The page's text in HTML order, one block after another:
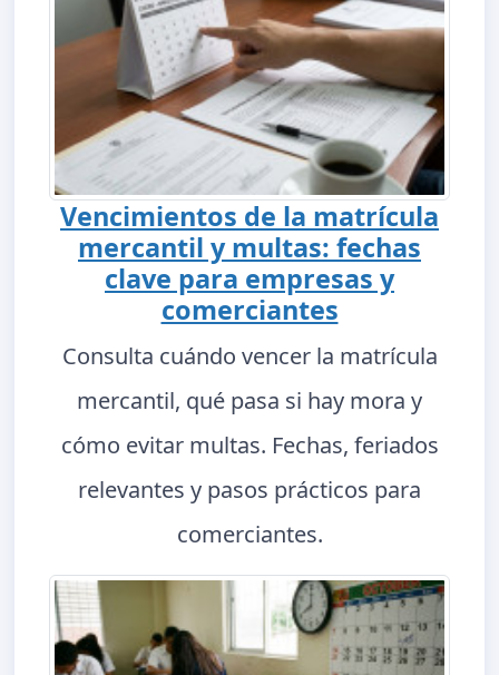
Vencimientos de la matrícula
mercantil y multas: fechas
clave para empresas y
comerciantes
Consulta cuándo vencer la matrícula
mercantil, qué pasa si hay mora y
cómo evitar multas. Fechas, feriados
relevantes y pasos prácticos para
comerciantes.